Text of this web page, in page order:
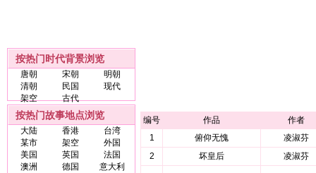
按热门时代背景浏览
唐朝 宋朝
明朝
清朝
民国
现代
架空
古代
按热门故事地点浏览
大陆 香港
台湾
某市
架空
外国
美国
英国
法国
澳洲
德国
意大利
编号 作品
作者
1
俯仰无愧
凌淑芬
2
坏皇后 凌淑芬